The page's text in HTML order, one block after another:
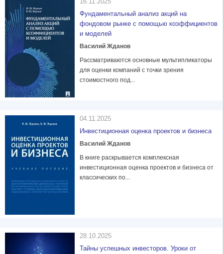
Фундаментальный анализ акций на
фондовом рынке с помощью коэффициентов
и моделей
Василий Жданов
Рассматриваются основные мультипликаторы
для оценки компаний с точки зрения
стоимостного под...
04.11.2025
Инвестиционная оценка проектов и бизнеса
Василий Жданов
В книге раскрывается комплексная
инвестиционная оценка проектов и бизнеса от
классических по...
28.10.2025
Тайны успешных инвесторов. Уроки от